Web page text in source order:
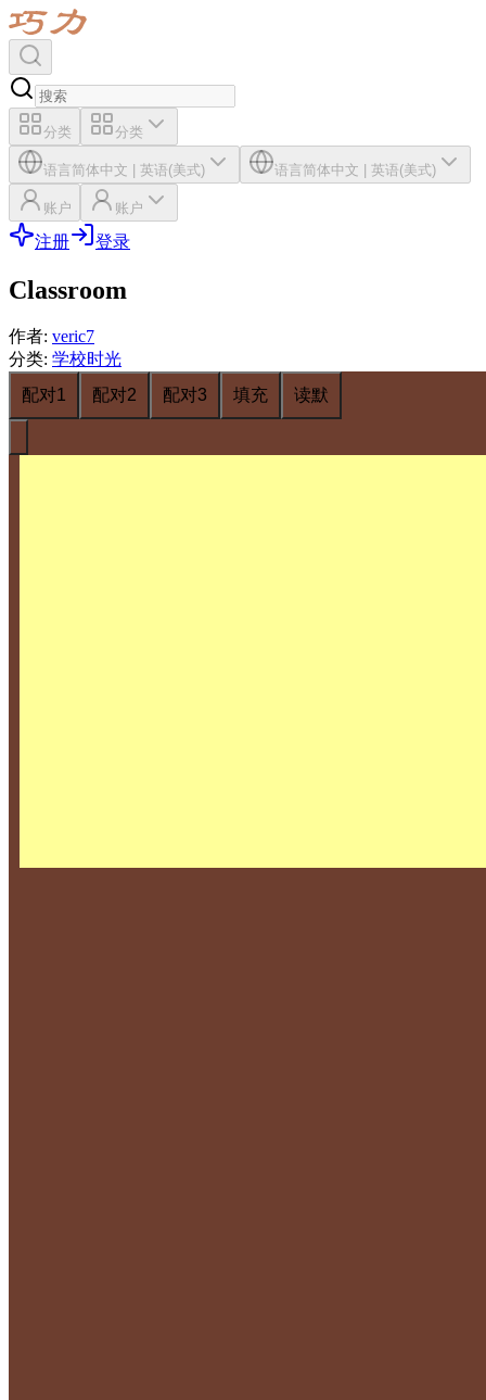
分类 分类
语言简体中文 | 英语(美式) 语言简体中文 | 英语(美式)
账户 账户
注册 登录
Classroom
作者: veric7
分类: 学校时光
配对1
配对2 配对3 填充 读默